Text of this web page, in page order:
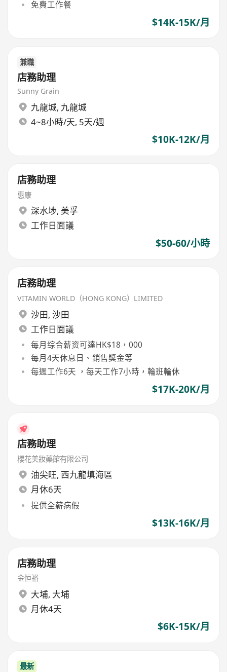
免費工作餐
$14K-15K/月
兼職
店務助理
Sunny Grain
九龍城, 九龍城
4~8小時/天, 5天/週
$10K-12K/月
店務助理
惠康
深水埗, 美孚
工作日面議
$50-60/小時
店務助理
VITAMIN WORLD（HONG KONG）LIMITED
沙田, 沙田
工作日面議
每月综合薪资可達HK$18，000
每月4天休息日、銷售獎金等
每週工作6天 ，每天工作7小時，輪班輪休
$17K-20K/月
店務助理
櫻花美妝藥館有限公司
油尖旺, 西九龍填海區
月休6天
提供全薪病假
$13K-16K/月
店務助理
金恒裕
大埔, 大埔
月休4天
$6K-15K/月
最新